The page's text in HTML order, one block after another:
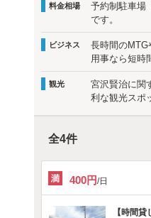
料金相場
予約制駐車場
です。
ビジネス
長時間のMTG
用事なら短時
観光
宮沢賢治に関
利な観光スポ
全4件
400円/日
【時間貸